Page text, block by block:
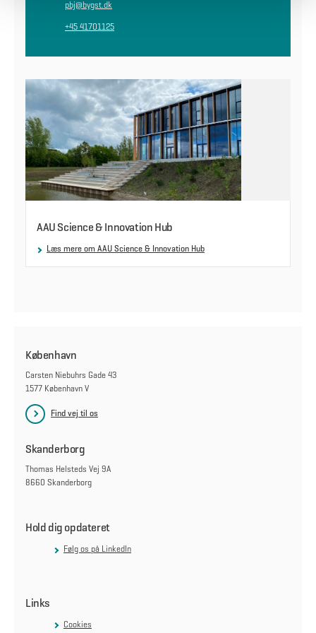
pbj@bygst.dk
+45 41701125
AAU Science & Innovation Hub
Læs mere om AAU Science & Innovation Hub
København
Carsten Niebuhrs Gade 43
1577 København V
Find vej til os
Skanderborg
Thomas Helsteds Vej 9A
8660 Skanderborg
Hold dig opdateret
Følg os på LinkedIn
Links
Cookies